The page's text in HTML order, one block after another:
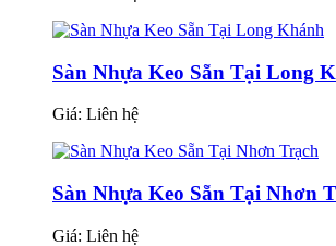
Sàn Nhựa Keo Sẵn Tại Long
Giá: Liên hệ
Sàn Nhựa Keo Sẵn Tại Nhơn
Giá: Liên hệ